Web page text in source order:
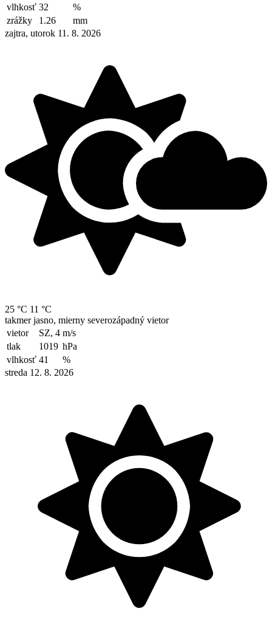
vlhkosť 32
%
zrážky
1.26
mm
zajtra, utorok 11. 8. 2026
25 °C 11 °C
takmer jasno, mierny severozápadný vietor
vietor
SZ, 4 m/s
tlak
1019 hPa
vlhkosť 41
%
streda 12. 8. 2026